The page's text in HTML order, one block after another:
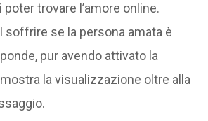
trovare l’amore online.
soffrire se la persona amata è
pur avendo attivato la
la visualizzazione oltre alla